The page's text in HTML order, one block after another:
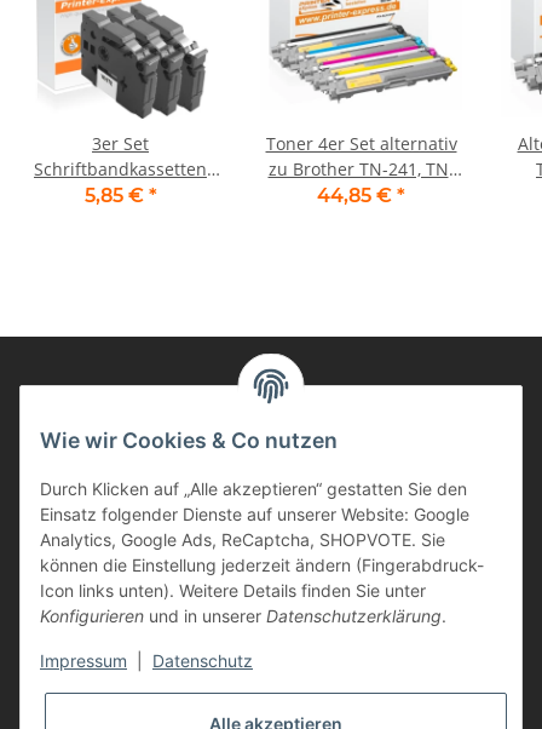
3er Set
Schriftbandkassetten
kompatibel zu TZ-211,
5,85 € *
Toner 4er Set alternativ
zu Brother TN-241, TN-
245
44,85 € *
Informationen
Kunden Service
Haben Sie Fragen zu unseren Produkten?
Dann rufen Sie uns gerne an:
Tel: 0621/9767200
Mo.-Fr. 08:45-17:00 Uhr
oder schreiben Sie uns:
info@printer-express.de
Wie wir Cookies & Co nutzen
Durch Klicken auf „Alle akzeptieren“ gestatten Sie den
Einsatz folgender Dienste auf unserer Website: Google
Analytics, Google Ads, ReCaptcha, SHOPVOTE. Sie
können die Einstellung jederzeit ändern (Fingerabdruck-
Icon links unten). Weitere Details finden Sie unter
Konfigurieren und in unserer Datenschutzerklärung.
Impressum Datenschutz
Alle akzeptieren